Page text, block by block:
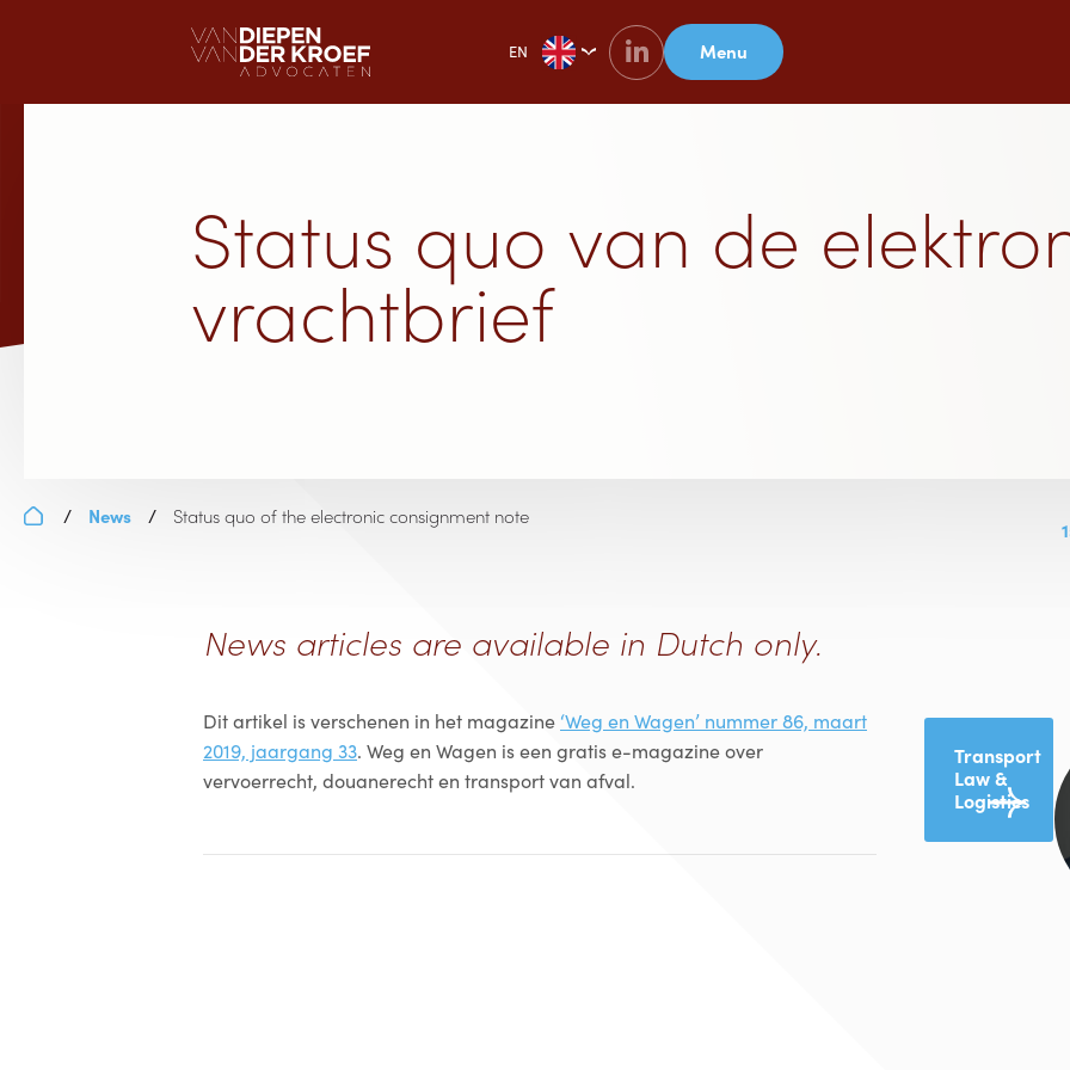
EN Menu
Status quo van de
vrachtbrief
/ News / Status quo of the electronic consignment note
News articles are available in Dutch only.
Dit artikel is verschenen in het magazine ‘Weg en Wagen’ nummer 86, maart
2019, jaargang 33. Weg en Wagen is een gratis e-magazine over
vervoerrecht, douanerecht en transport van afval.
Transport
Law &
Logistics